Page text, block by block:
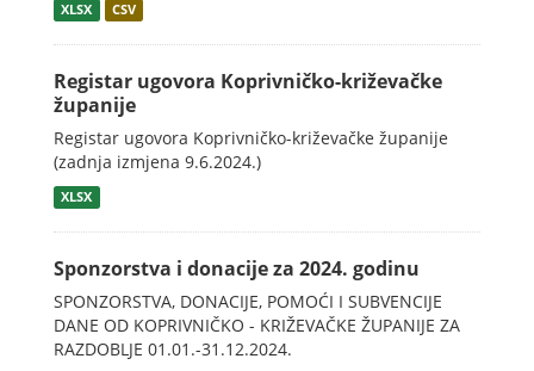
XLSX CSV
Registar ugovora Koprivničko-križevačke
županije
Registar ugovora Koprivničko-križevačke županije
(zadnja izmjena 9.6.2024.)
XLSX
Sponzorstva i donacije za 2024. godinu
SPONZORSTVA, DONACIJE, POMOĆI I SUBVENCIJE
DANE OD KOPRIVNIČKO - KRIŽEVAČKE ŽUPANIJE ZA
RAZDOBLJE 01.01.-31.12.2024.